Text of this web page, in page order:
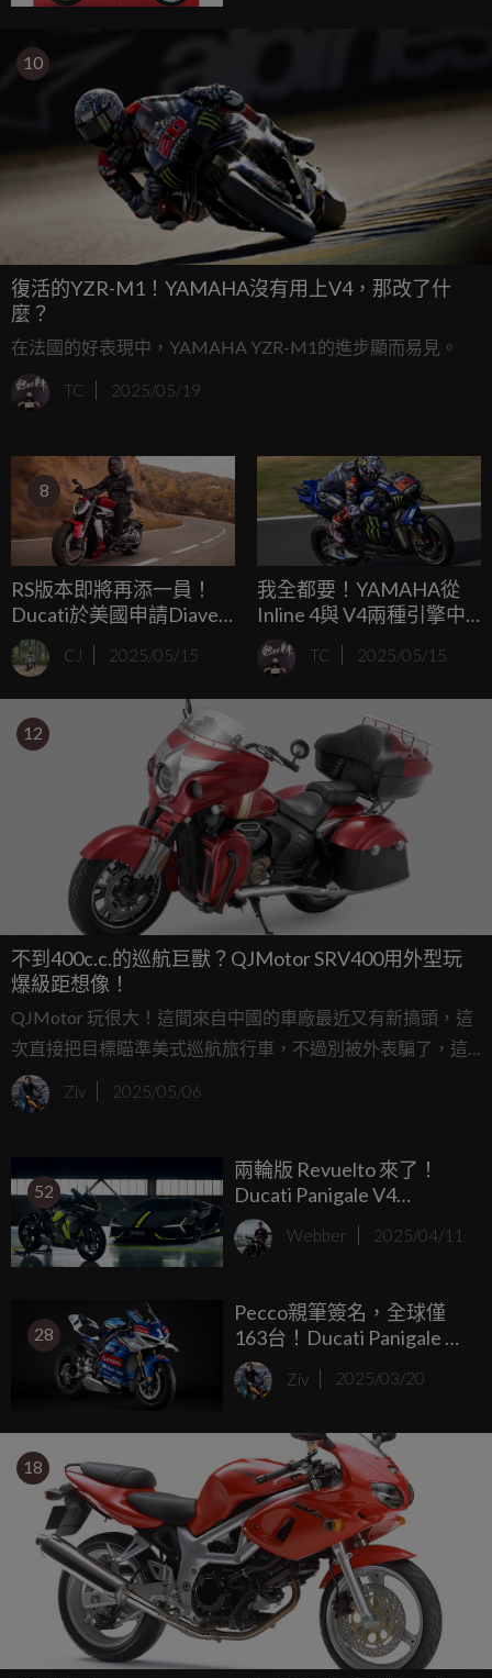
10
復活的YZR-M1！YAMAHA沒有用上V4，那改了什
麼？
在法國的好表現中，YAMAHA YZR-M1的進步顯而易見。
TC 2025/05/19
8
RS版本即將再添一員！
Ducati於美國申請Diavel
V4 RS專利，最快今年秋
天登場CJ 2025/05/15
我全都要！YAMAHA從
Inline 4與 V4兩種引擎中
學習！
TC 2025/05/15
12
不到400c.c.的巡航巨獸？QJMotor SRV400用外型玩
爆級距想像！
QJMotor 玩很大！這間來自中國的車廠最近又有新搞頭，這
次直接把目標瞄準美式巡航旅行車，不過別被外表騙了，這
台 SRV400 Tourer 看起來像極了 Indian Roadmaster，但實際
上動力只有 385c.c.，而且是 V 雙缸！
Ziv 2025/05/06
52
兩輪版 Revuelto 來了！
Ducati Panigale V4
Lamborghini 正式登場，義
式熱血再次升溫！
Webber 2025/04/11
28
Pecco親筆簽名，全球僅
163台！Ducati Panigale V4
Tricolore Italia 限量登場
Ziv 2025/03/20
18